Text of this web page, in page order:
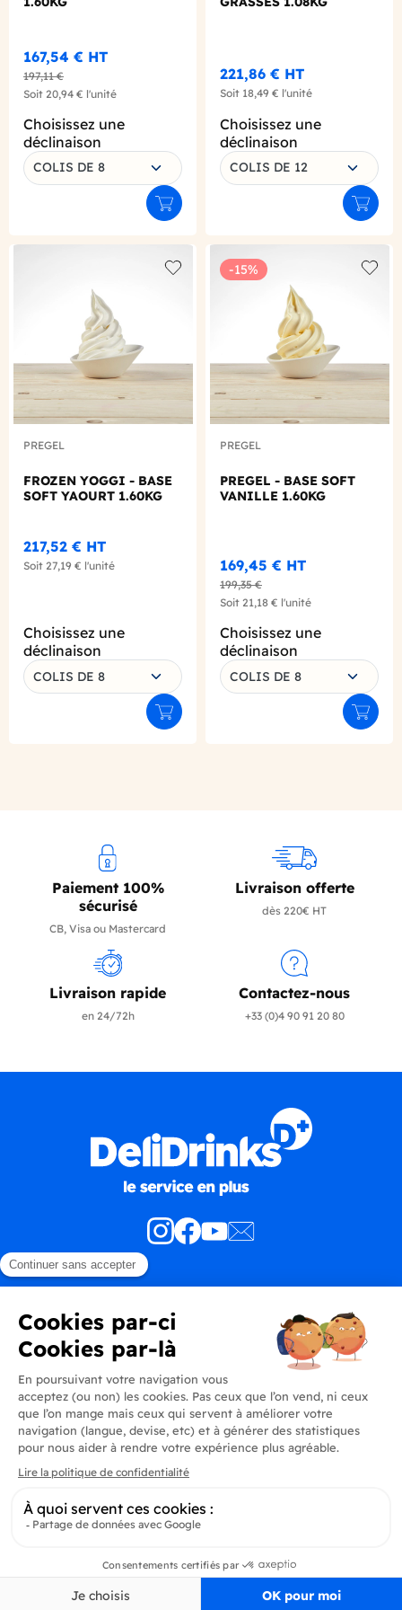
167,54 € HT
197,11 €
Soit 20,94 € l'unité
Choisissez une
déclinaison
COLIS DE 8
Ajouter au panier
221,86 € HT
Soit 18,49 € l'unité
Choisissez une
déclinaison
COLIS DE 12
Add to wishlist
PREGEL
FROZEN YOGGI - BASE
SOFT YAOURT 1.60KG
217,52 € HT
Soit 27,19 € l'unité
Choisissez une
déclinaison
COLIS DE 8
Ajouter au panier
-15%
PREGEL
PREGEL - BASE SOFT
VANILLE 1.60KG
169,45 € HT
199,35 €
Soit 21,18 € l'unité
Choisissez une
déclinaison
COLIS DE 8
Paiement 100%
sécurisé
CB, Visa ou Mastercard
Livraison offerte
dès 220€ HT
Livraison rapide
en 24/72h
Contactez-nous
+33 (0)4 90 91 20 80
Produits
En savoir plus
Informations
Inscrivez-vous et soyez au courant de toutes les dernières nouveautés de
Delidrinks